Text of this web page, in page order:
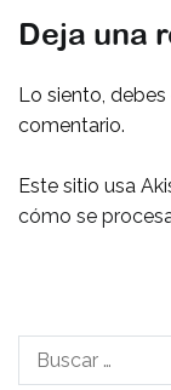
Deja una
Lo siento, debes
comentario.
Este sitio usa
cómo se
Buscar: